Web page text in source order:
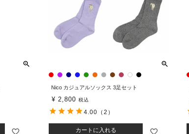
Nico カジュアルソックス 3足セット
¥ 2,800 税込
カートに入れる
4.00 （2）